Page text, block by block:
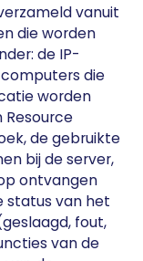
vanuit
die worden
de IP-
die
worden
Resource
de gebruikte
bij de server,
ontvangen
status van het
fout,
van de